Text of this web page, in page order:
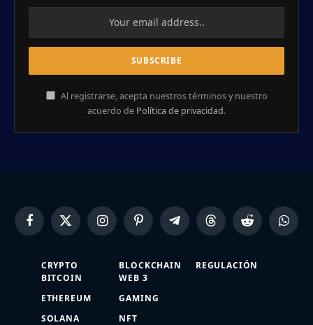
Al registrarse, acepta nuestros términos y nuestro
acuerdo de Política de privacidad.
FacebookX
(Twitter)
InstagramPinterestTelegramThreads Reddit
CRYPTO
BITCOIN
ETHEREUM
SOLANA
BLOCKCHAIN
WEB 3
GAMING
NFT
REGULACIÓN